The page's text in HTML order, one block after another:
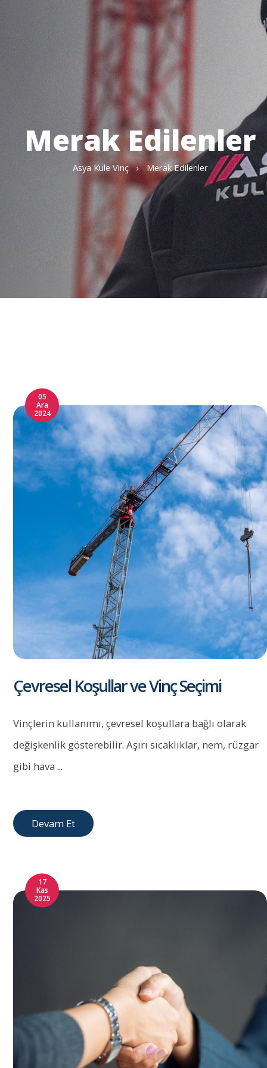
Merak Edilenler
Asya Kule Vinç Merak Edilenler
05
Ara
2024
Çevresel Koşullar ve Vinç Seçimi
Vinçlerin kullanımı, çevresel koşullara bağlı olarak
değişkenlik gösterebilir. Aşırı sıcaklıklar, nem, rüzgar
gibi hava ...
Devam Et
17
Kas
2025